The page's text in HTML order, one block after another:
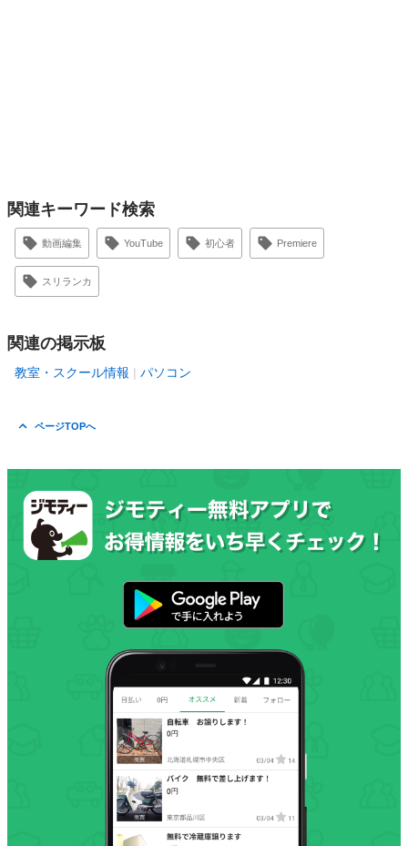
関連キーワード検索
動画編集 YouTube 初心者 Premiere
スリランカ
関連の掲示板
教室・スクール情報 パソコン
ページTOPへ